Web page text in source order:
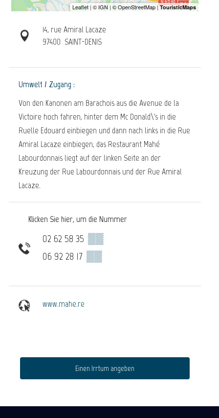
14, rue Amiral Lacaze
97400 SAINT-DENIS
Umwelt / Zugang :
Von den Kanonen am Barachois aus die Avenue de la
Victoire hoch fahren, hinter dem Mc Donald\'s in die
Ruelle Edouard einbiegen und dann nach links in die Rue
Amiral Lacaze einbiegen, das Restaurant Mahé
Labourdonnais liegt auf der linken Seite an der
Kreuzung der Rue Labourdonnais und der Rue Amiral
Lacaze.
Klicken Sie hier, um die Nummer
02 62 58 35 ▒▒
06 92 28 17 ▒▒
www.mahe.re
Einen Irrtum angeben